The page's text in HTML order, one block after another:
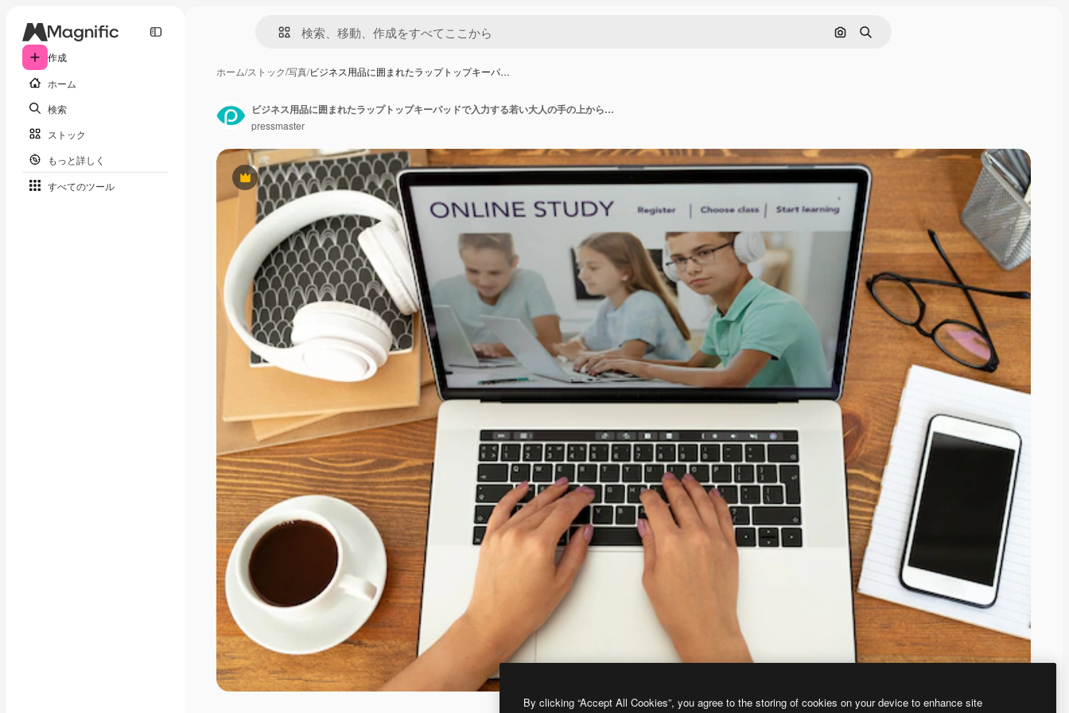
作成
ホーム
検索
ストック
もっと詳しく
すべてのツール
画像で検索
検索
ホーム/ストック/写真/ビジネス用品に囲まれたラップトップキーパ…
Premium
ビジネス用品に囲まれたラップトップキーパッドで入力する若い大人の手の上から見る
pressmaster
By clicking “Accept All Cookies”, you agree to the storing of cookies on your device to enhance site